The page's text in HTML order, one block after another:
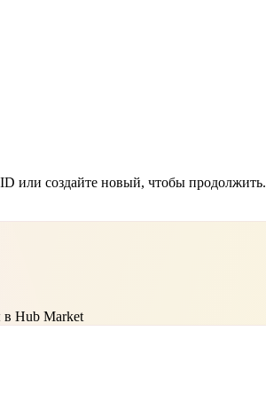
или создайте новый, чтобы продолжить.
в Hub Market